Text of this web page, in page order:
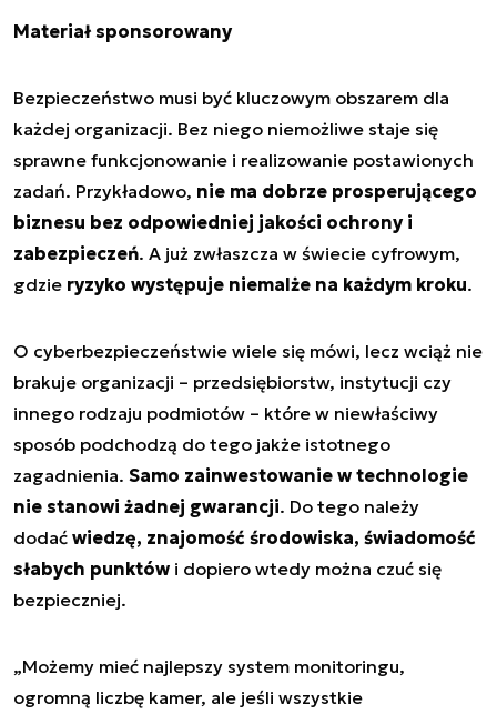
Materiał sponsorowany
Bezpieczeństwo musi być kluczowym obszarem dla
każdej organizacji. Bez niego niemożliwe staje się
sprawne funkcjonowanie i realizowanie postawionych
zadań. Przykładowo, nie ma dobrze prosperującego
biznesu bez odpowiedniej jakości ochrony i
zabezpieczeń. A już zwłaszcza w świecie cyfrowym,
gdzie ryzyko występuje niemalże na każdym kroku.
O cyberbezpieczeństwie wiele się mówi, lecz wciąż nie
brakuje organizacji – przedsiębiorstw, instytucji czy
innego rodzaju podmiotów – które w niewłaściwy
sposób podchodzą do tego jakże istotnego
zagadnienia. Samo zainwestowanie w technologie
nie stanowi żadnej gwarancji. Do tego należy
dodać wiedzę, znajomość środowiska, świadomość
słabych punktów i dopiero wtedy można czuć się
bezpieczniej.
„Możemy mieć najlepszy system monitoringu,
ogromną liczbę kamer, ale jeśli wszystkie